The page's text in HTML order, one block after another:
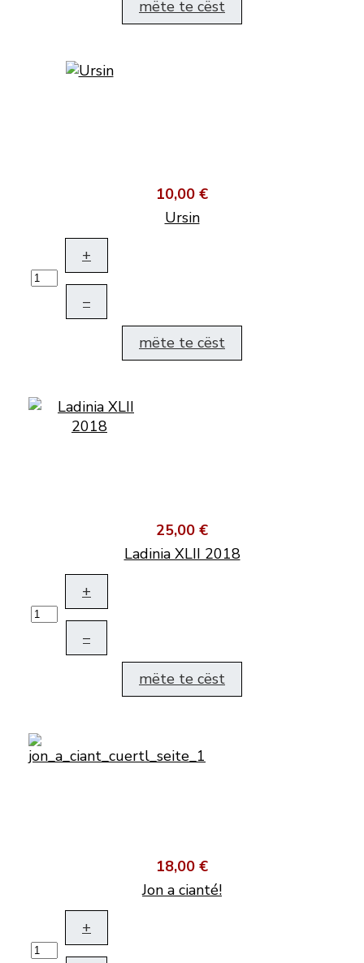
mëte te cëst
10,00 €
Ursin
+
–
mëte te cëst
25,00 €
Ladinia XLII 2018
+
–
mëte te cëst
18,00 €
Jon a cianté!
+